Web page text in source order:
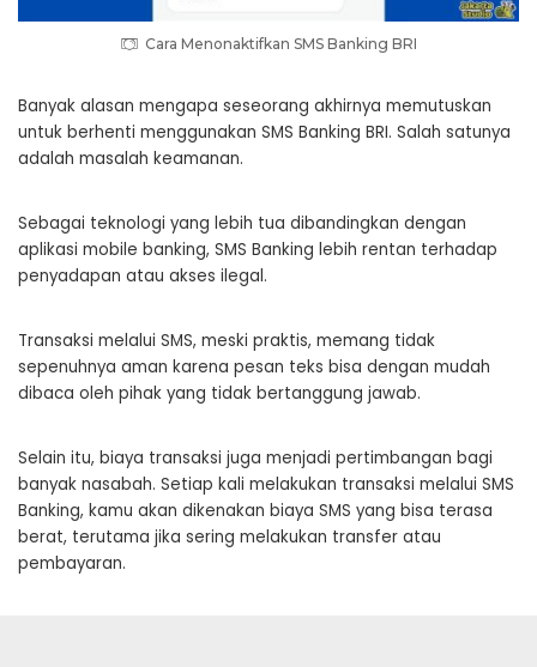
Cara Menonaktifkan SMS Banking BRI
Banyak alasan mengapa seseorang akhirnya memutuskan
untuk berhenti menggunakan SMS Banking BRI. Salah satunya
adalah masalah keamanan.
Sebagai teknologi yang lebih tua dibandingkan dengan
aplikasi mobile banking, SMS Banking lebih rentan terhadap
penyadapan atau akses ilegal.
Transaksi melalui SMS, meski praktis, memang tidak
sepenuhnya aman karena pesan teks bisa dengan mudah
dibaca oleh pihak yang tidak bertanggung jawab.
Selain itu, biaya transaksi juga menjadi pertimbangan bagi
banyak nasabah. Setiap kali melakukan transaksi melalui SMS
Banking, kamu akan dikenakan biaya SMS yang bisa terasa
berat, terutama jika sering melakukan transfer atau
pembayaran.